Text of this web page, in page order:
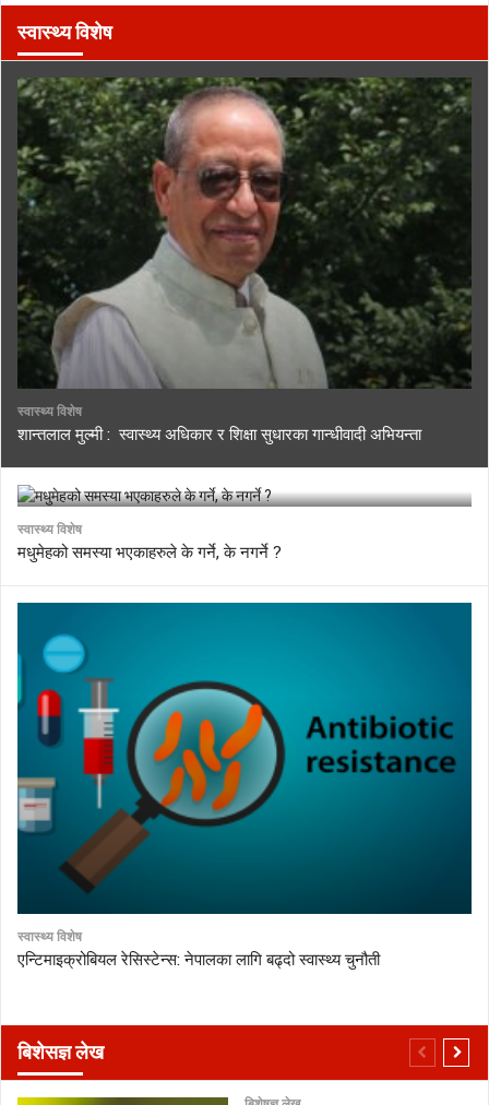
स्वास्थ्य विशेष
स्वास्थ्य विशेष
शान्तलाल मुल्मी : स्वास्थ्य अधिकार र शिक्षा सुधारका गान्धीवादी अभियन्ता
स्वास्थ्य विशेष
मधुमेहको समस्या भएकाहरुले के गर्ने, के नगर्ने ?
स्वास्थ्य विशेष
एन्टिमाइक्रोबियल रेसिस्टेन्स: नेपालका लागि बढ्दो स्वास्थ्य चुनौती
बिशेसज्ञ लेख